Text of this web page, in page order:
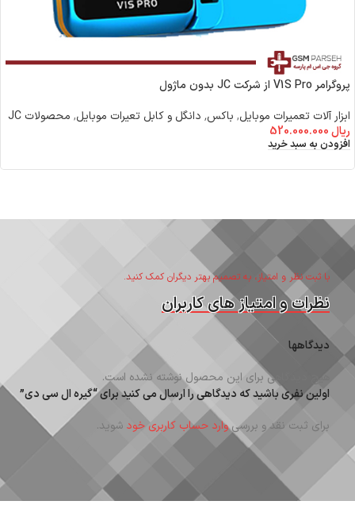
پروگرامر V1S Pro از شرکت JC بدون ماژول
ابزار آلات تعمیرات موبایل, باکس٬ دانگل و کابل تعیرات موبایل , محصولات JC
ریال
افزودن به سبد خرید
با ثبت نظر و امتیاز، به تصمیم بهتر دیگران کمک کنید.
نظرات و امتیاز های کاربران
دیدگاهها
هیچ دیدگاهی برای این محصول نوشته نشده است.
اولین نفری باشید که دیدگاهی را ارسال می کنید برای “گیره ال سی دی”
برای ثبت نقد و بررسیوارد حساب کاربری خود شوید.